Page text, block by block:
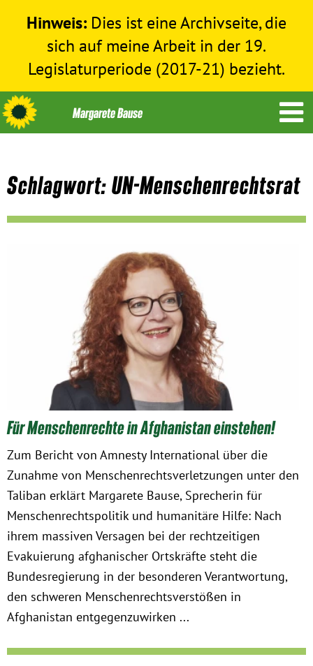
Hinweis: Dies ist eine Archivseite, die
sich auf meine Arbeit in der 19.
Legislaturperiode (2017-21) bezieht.
Themen
Humanitäre Hilfe
Bundestag 2017-2021
Obfrau im Ausschuss für Menschenrechte und
humanitäre Hilfe
Mein Abstimmungsverhalten
Besuch in Berlin
Praktikum
Patenschaftsprogramm
Bayern
Schlagwort: UN-Menschenrechtsrat
Für Menschenrechte in Afghanistan einstehen!
Zum Bericht von Amnesty International über die
Zunahme von Menschenrechtsverletzungen unter den
Taliban erklärt Margarete Bause, Sprecherin für
Menschenrechtspolitik und humanitäre Hilfe: Nach
ihrem massiven Versagen bei der rechtzeitigen
Evakuierung afghanischer Ortskräfte steht die
Bundesregierung in der besonderen Verantwortung,
den schweren Menschenrechtsverstößen in
Afghanistan entgegenzuwirken ...